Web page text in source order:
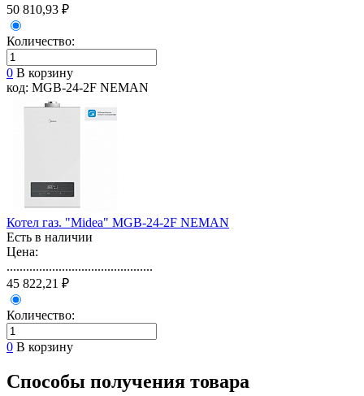
50 810,93 ₽
Количество:
0 В корзину
код: MGB-24-2F NEMAN
Котел газ. "Midea" MGB-24-2F NEMAN
Есть в наличии
Цена:
.............................................
45 822,21 ₽
Количество:
0 В корзину
Способы получения товара